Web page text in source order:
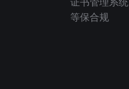
等保合规